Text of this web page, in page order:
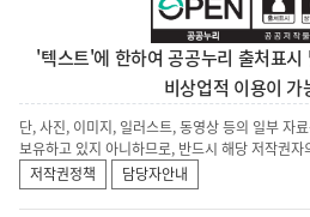
'텍스트'에 한하여 공공누리 출처표
비상업적 이용이 가
단, 사진, 이미지, 일러스트, 동영상 등의 일부 자
보유하고 있지 아니하므로, 반드시 해당 저작권
저작권정책
담당자안내